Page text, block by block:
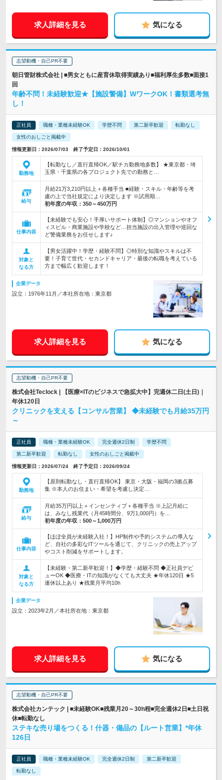
求人詳細を見る 気になる
志望動機・自己PR不要
朝日管財株式会社 | ■男女ともに産育休取得実績あり■福利厚生多数■面接1
回
年齢不問！未経験歓迎★【施設警備】WワークOK！書類選考無
し！
正社員 職種・業種未経験OK 学歴不問 第二新卒歓迎 転勤なし
女性のおしごと掲載中
情報更新日：2026/07/03 終了予定日：2026/10/01
勤務地
【転勤なし／直行直帰OK／駅チカ勤務地多数】 ★東京都・埼
玉県・千葉県の各プロジェクト先での勤務と…
給与
月給21万3,210円以上＋各種手当 ■経験・スキル・年齢等を考
慮の上で当社規定により決定します ※試用期…
初年度の年収： 350～450万円
仕事内容
【未経験でも安心！手厚いサポート体制】◎マンションやオフ
ィスビル・商業施設や学校など…担当施設の出入管理や巡回な
ど警備業務をお任せします♪
対象と
なる方
【男女活躍中！学歴・経験不問】◎特別な知識やスキルは不
要！子育て世代・セカンドキャリア・最後の転職を考えている
方まで幅広く歓迎します！
企業データ
設立：1976年11月／本社所在地：東京都
求人詳細を見る 気になる
志望動機・自己PR不要
株式会社Teclock | 【医療×ITのビジネスで急拡大中】完週休二日(土日)｜
年休120日
クリニックを支える【コンサル営業】 ◆未経験でも月給35万円
～
正社員 職種・業種未経験OK 完全週休2日制 学歴不問
第二新卒歓迎 転勤なし 女性のおしごと掲載中
情報更新日：2026/07/24 終了予定日：2026/09/24
勤務地
【原則転勤なし・直行直帰OK】 東京・大阪・福岡の3拠点募
集 ※本人のお住まい・希望を考慮し決定…
給与
月給35万円以上＋インセンティブ＋各種手当 ※上記月給に
は、みなし残業代（月45時間分、9万1,000円）を…
初年度の年収： 500～1,000万円
仕事内容
【ほぼ全員が未経験入社！】HP制作や予約システムの導入な
ど、自社の多彩なITツールを通じて、クリニックの売上アップ
やコスト削減をサポートします。
対象と
なる方
【未経験・第二新卒歓迎！】◆学歴・経験不問 ◆正社員デビ
ューOK ◆医療・ITの知識がなくても大丈夫 ★年休120日 ★5
連休以上あり ★残業月平均10h
企業データ
設立：2023年2月／本社所在地：東京都
求人詳細を見る 気になる
志望動機・自己PR不要
株式会社カンテック | ■未経験OK■残業月20～30h程■完全週休2日■土日祝
休■転勤なし
ステキな売り場をつくる！什器・備品の【ルート営業】*年休
126日
正社員 職種・業種未経験OK 完全週休2日制 第二新卒歓迎
転勤なし